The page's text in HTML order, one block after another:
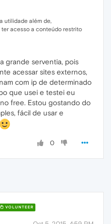
utilidade além de,
acesso a conteúdo restrito
grande serventia, pois
acessar sites externos,
com ip de determinado
que usei e testei eu
free. Estou gostando do
fácil de usar e
0
VOLUNTEER